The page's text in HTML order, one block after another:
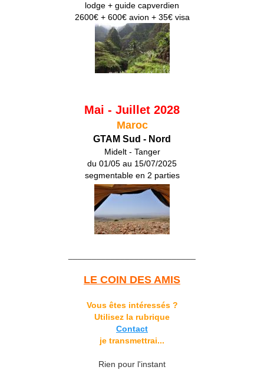
lodge + guide capverdien
2600€ + 600€ avion + 35€ visa
Mai - Juillet 2028
Maroc
GTAM Sud - Nord
Midelt - Tanger
du 01/05 au 15/07/2025
segmentable en 2 parties
LE COIN DES AMIS
Vous êtes intéressés ?
Utilisez la rubrique
Contact
je transmettrai...
Rien pour l'instant